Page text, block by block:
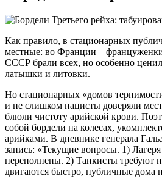
Как правило, в стационарных
местные: во Франции –
СССР брали всех, но особенно
латышки и литовки.
Но стационарных «домов
и не слишком нацисты доверяли
блюли чистоту арийской крови.
собой бордели на колесах,
арийками. В дневнике генерала
запись: «Текущие вопросы. 1)
переполнены. 2) Танкисты требуют
двигаются быстро, публичные дома